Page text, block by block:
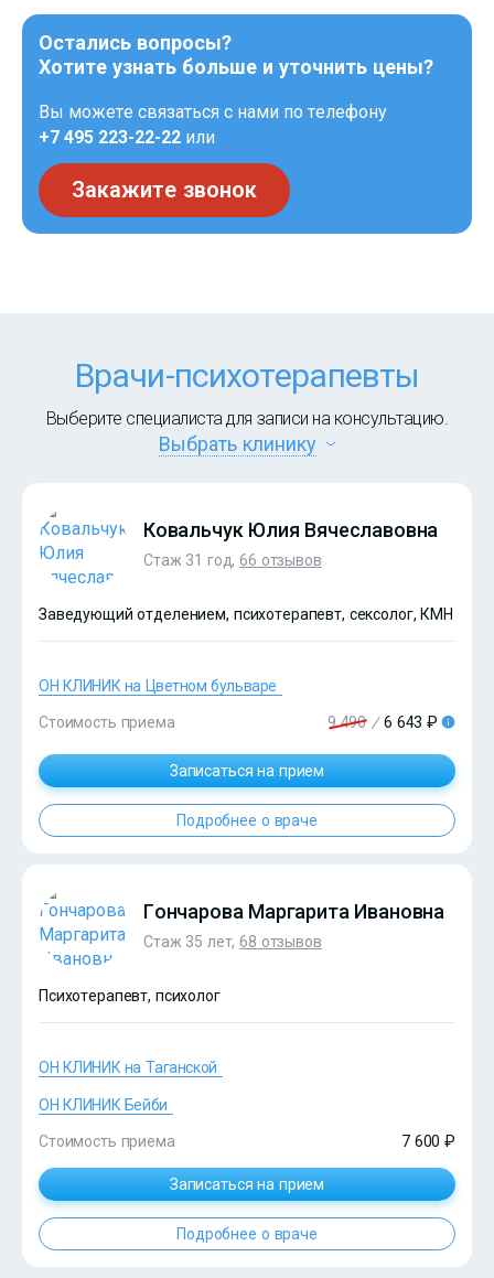
Остались вопросы?
Хотите узнать больше и уточнить цены?
Вы можете связаться с нами по телефону
+7 495 223-22-22 или
Закажите звонок
Врачи-психотерапевты
Выберите специалиста для записи на консультацию.
Выбрать клинику
?>
Ковальчук Юлия Вячеславовна
Стаж 31 год,66 отзывов
Заведующий отделением, психотерапевт, сексолог, КМН
ОН КЛИНИК на Цветном бульваре
Стоимость приема 9 490 / 6 643 ₽
Записаться на прием
Подробнее о враче
?>
Гончарова Маргарита Ивановна
Стаж 35 лет,68 отзывов
Психотерапевт, психолог
ОН КЛИНИК на Таганской
ОН КЛИНИК Бейби
Стоимость приема 7 600 ₽
Записаться на прием
Подробнее о враче